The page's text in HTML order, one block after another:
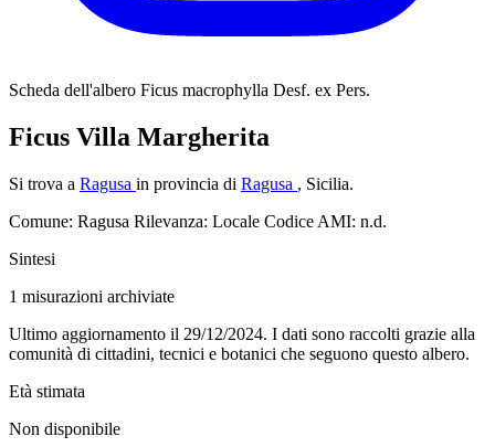
Scheda dell'albero Ficus macrophylla Desf. ex Pers.
Ficus Villa Margherita
Si trova a Ragusa in provincia di Ragusa , Sicilia.
Comune: Ragusa Rilevanza: Locale Codice AMI: n.d.
Sintesi
1 misurazioni archiviate
Ultimo aggiornamento il 29/12/2024. I dati sono raccolti grazie alla
comunità di cittadini, tecnici e botanici che seguono questo albero.
Età stimata
Non disponibile